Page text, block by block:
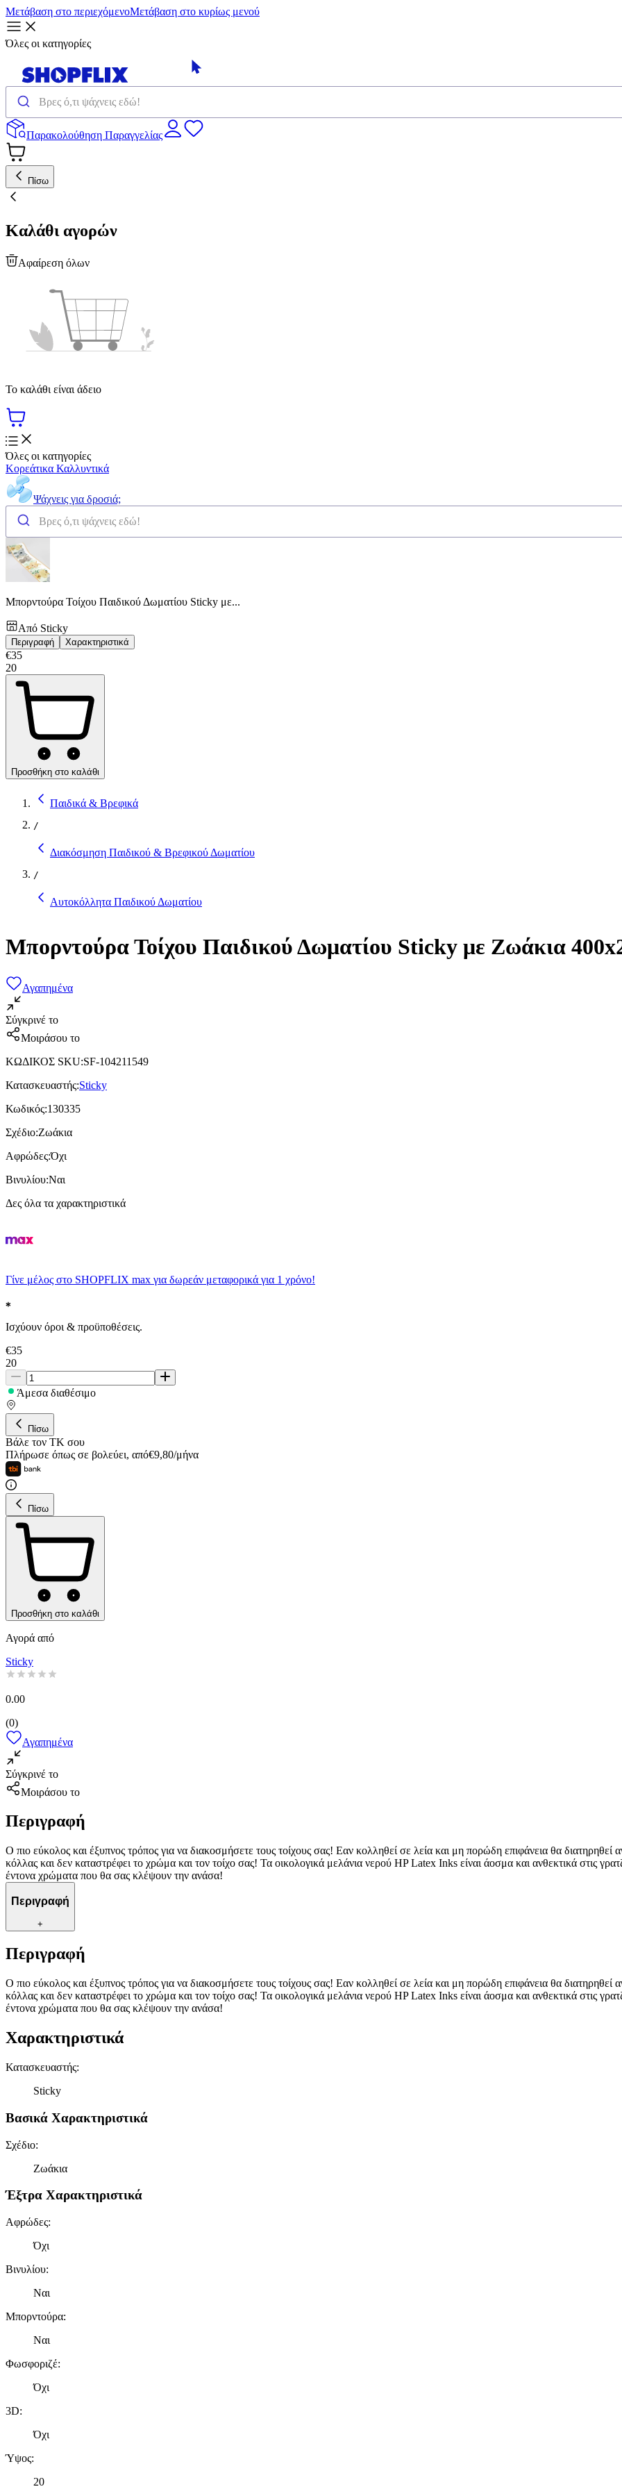
Μετάβαση στο περιεχόμενοΜετάβαση στο κυρίως μενού
Όλες οι κατηγορίες
Παρακολούθηση Παραγγελίας
Πίσω
Καλάθι αγορών
Αφαίρεση όλων
Το καλάθι είναι άδειο
Όλες οι κατηγορίες
Κορεάτικα Καλλυντικά
Ψάχνεις για δροσιά;
Μπορντούρα Τοίχου Παιδικού Δωματίου Sticky με...
Από Sticky
Περιγραφή Χαρακτηριστικά
€35
20
Προσθήκη στο καλάθι
Παιδικά & Βρεφικά
/
Διακόσμηση Παιδικού & Βρεφικού Δωματίου
/
Αυτοκόλλητα Παιδικού Δωματίου
Μπορντούρα Τοίχου Παιδικού Δωματίου Sticky με Ζωάκια
Αγαπημένα
Σύγκρινέ το
Μοιράσου το
ΚΩΔΙΚΟΣ SKU:SF-104211549
Κατασκευαστής:Sticky
Κωδικός:130335
Σχέδιο:Ζωάκια
Αφρώδες:Όχι
Βινυλίου:Ναι
Δες όλα τα χαρακτηριστικά
Γίνε μέλος στο SHOPFLIX max για δωρεάν μεταφορικά για 1 χρόνο!
Ισχύουν όροι & προϋποθέσεις.
€35
20
Άμεσα διαθέσιμο
Πίσω
Βάλε τον ΤΚ σου
Πλήρωσε όπως σε βολεύει, από€9,80/μήνα
Πίσω
Προσθήκη στο καλάθι
Αγορά από
Sticky
0.00
(0)
Αγαπημένα
Σύγκρινέ το
Μοιράσου το
Περιγραφή
Ο πιο εύκολος και έξυπνος τρόπος για να διακοσμήσετε τους τοίχους σας! Εαν κολληθεί σε λεία και μη πορώδη επιφάνεια θα
κόλλας και δεν καταστρέφει το χρώμα και τον τοίχο σας! Τα οικολογικά μελάνια νερού HP Latex Inks είναι άοσμα και ανθεκτικά στις
έντονα χρώματα που θα σας κλέψουν την ανάσα!
Περιγραφή
+
Περιγραφή
Ο πιο εύκολος και έξυπνος τρόπος για να διακοσμήσετε τους τοίχους σας! Εαν κολληθεί σε λεία και μη πορώδη επιφάνεια θα
κόλλας και δεν καταστρέφει το χρώμα και τον τοίχο σας! Τα οικολογικά μελάνια νερού HP Latex Inks είναι άοσμα και ανθεκτικά στις
έντονα χρώματα που θα σας κλέψουν την ανάσα!
Χαρακτηριστικά
Κατασκευαστής:
Sticky
Βασικά Χαρακτηριστικά
Σχέδιο:
Ζωάκια
Έξτρα Χαρακτηριστικά
Αφρώδες:
Όχι
Βινυλίου:
Ναι
Μπορντούρα:
Ναι
Φωσφοριζέ:
Όχι
3D:
Όχι
Ύψος:
20